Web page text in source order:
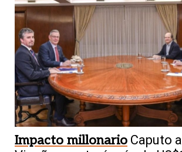
Impacto millonario Caputo